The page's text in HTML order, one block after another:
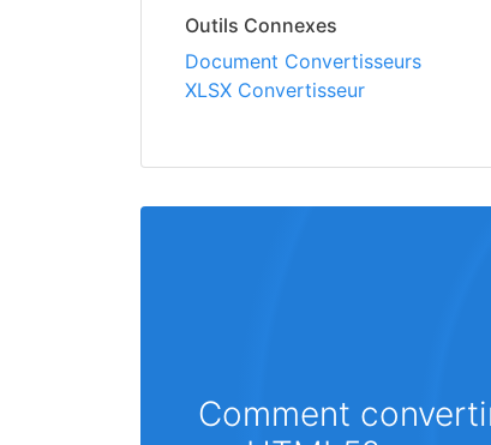
Outils Connexes
Document Convertisseurs
XLSX Convertisseur
Comment